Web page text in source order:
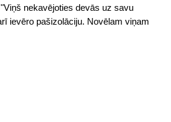
nekavējoties devās uz savu
ievēro pašizolāciju. Novēlam viņam